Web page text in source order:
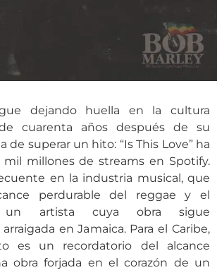
dejando huella en la cultura
cuarenta años después de su
de superar un hito: “Is This Love” ha
mil millones de streams en Spotify.
en la industria musical, que
perdurable del reggae y el
artista cuya obra sigue
en Jamaica. Para el Caribe,
es un recordatorio del alcance
obra forjada en el corazón de un